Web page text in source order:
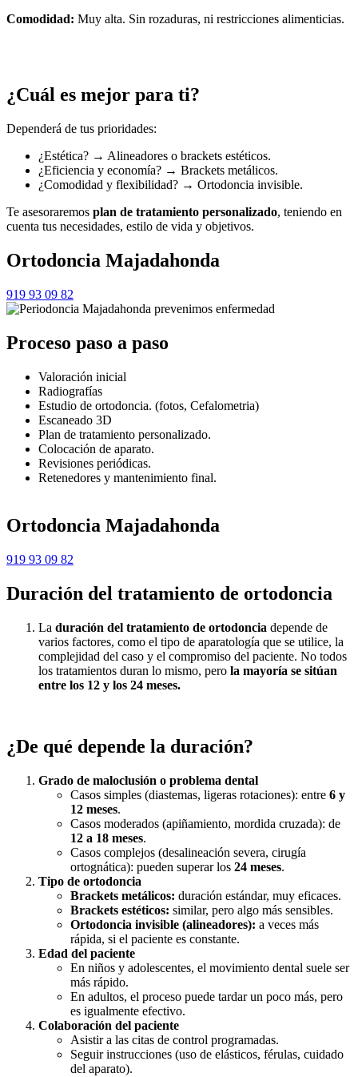
Comodidad: Muy alta. Sin rozaduras, ni restricciones alimenticias.
¿Cuál es mejor para ti?
Dependerá de tus prioridades:
¿Estética? → Alineadores o brackets estéticos.
¿Eficiencia y economía? → Brackets metálicos.
¿Comodidad y flexibilidad? → Ortodoncia invisible.
Te asesoraremos plan de tratamiento personalizado, teniendo en
cuenta tus necesidades, estilo de vida y objetivos.
Ortodoncia Majadahonda
919 93 09 82
Proceso paso a paso
Valoración inicial
Radiografías
Estudio de ortodoncia. (fotos, Cefalometria)
Escaneado 3D
Plan de tratamiento personalizado.
Colocación de aparato.
Revisiones periódicas.
Retenedores y mantenimiento final.
Ortodoncia Majadahonda
919 93 09 82
Duración del tratamiento de ortodoncia
La duración del tratamiento de ortodoncia depende de
varios factores, como el tipo de aparatología que se utilice, la
complejidad del caso y el compromiso del paciente. No todos
los tratamientos duran lo mismo, pero la mayoría se sitúan
entre los 12 y los 24 meses.
¿De qué depende la duración?
Grado de maloclusión o problema dental
Casos simples (diastemas, ligeras rotaciones): entre 6 y
12 meses.
Casos moderados (apiñamiento, mordida cruzada): de
12 a 18 meses.
Casos complejos (desalineación severa, cirugía
ortognática): pueden superar los 24 meses.
Tipo de ortodoncia
Brackets metálicos: duración estándar, muy eficaces.
Brackets estéticos: similar, pero algo más sensibles.
Ortodoncia invisible (alineadores): a veces más
rápida, si el paciente es constante.
Edad del paciente
En niños y adolescentes, el movimiento dental suele ser
más rápido.
En adultos, el proceso puede tardar un poco más, pero
es igualmente efectivo.
Colaboración del paciente
Asistir a las citas de control programadas.
Seguir instrucciones (uso de elásticos, férulas, cuidado
del aparato).